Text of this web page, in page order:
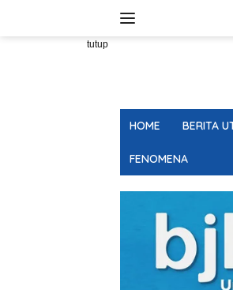
tutup
HOME BERITA
FENOMENA